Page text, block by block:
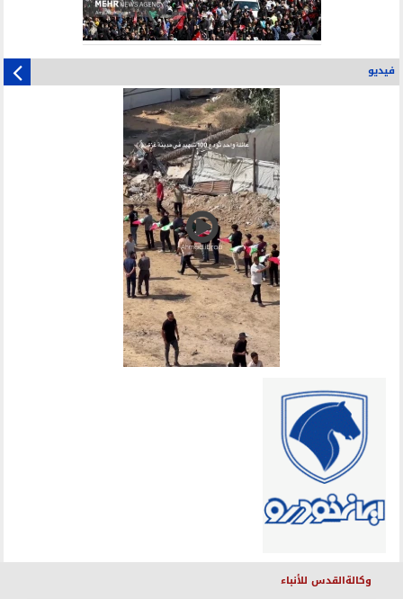
فيديو
وكالةالقدس للأنباء